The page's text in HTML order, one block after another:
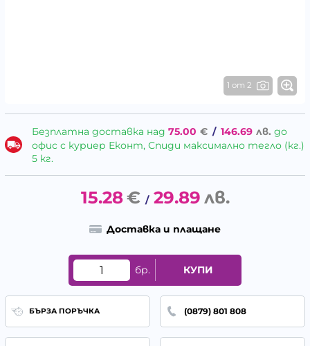
1 от 2
Безплатна доставка над 75.00 € / 146.69 лв. до
офис с куриер Еконт, Спиди максимално тегло (кг.)
5 кг.
15.28€ / 29.89 лв.
Доставка и плащане
бр. КУПИ
БЪРЗА ПОРЪЧКА (0879) 801 808